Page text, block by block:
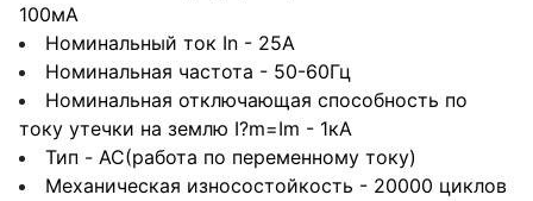
100мА
Номинальный ток In - 25А
Номинальная частота - 50-60Гц
Номинальная отключающая способность по
току утечки на землю I?m=Im - 1кА
Тип - AC(работа по переменному току)
Механическая износостойкость - 20000 циклов